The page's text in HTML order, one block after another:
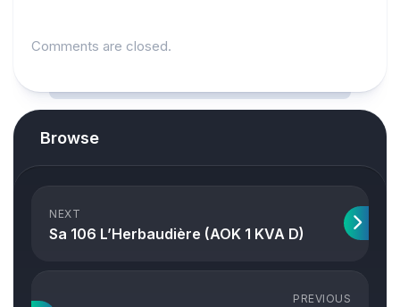
Comments are closed.
Browse
NEXT
Sa 106 L’Herbaudière (AOK 1 KVA D)
PREVIOUS